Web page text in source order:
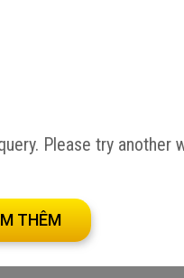
Please try another
THÊM